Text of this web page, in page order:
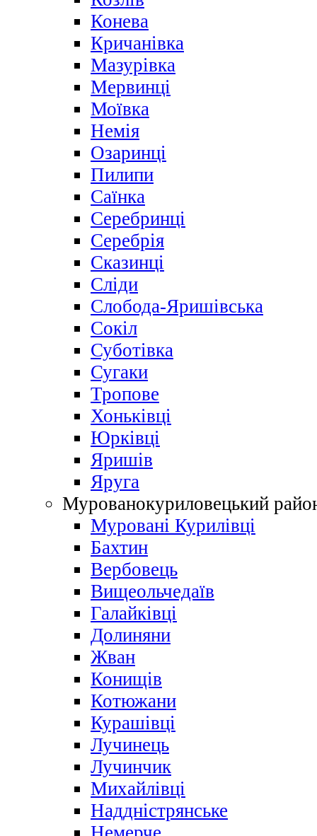
Конева
Кричанівка
Мазурівка
Мервинці
Моївка
Немія
Озаринці
Пилипи
Саїнка
Серебринці
Серебрія
Сказинці
Сліди
Слобода-Яришівська
Сокіл
Суботівка
Сугаки
Тропове
Хоньківці
Юрківці
Яришів
Яруга
Мурованокуриловецький
Муровані Курилівці
Бахтин
Вербовець
Вищеольчедаїв
Галайківці
Долиняни
Жван
Конищів
Котюжани
Курашівці
Лучинець
Лучинчик
Михайлівці
Наддністрянське